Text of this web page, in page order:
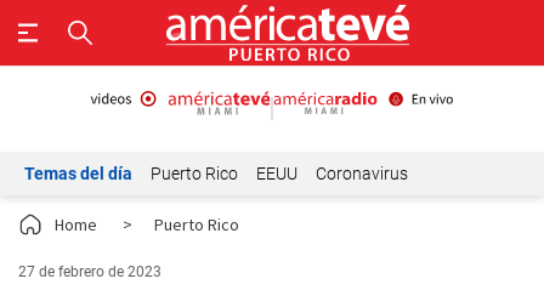
Temas del día Puerto Rico EEUU Coronavirus
Home > Puerto Rico
27 de febrero de 2023